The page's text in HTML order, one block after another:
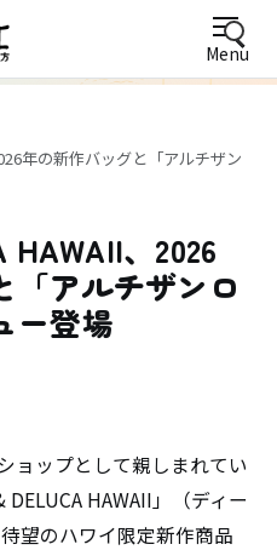
Menu
年の新作バッグと「アルチザン
HAWAII、2026
「アルチザンロ
ー登場
ョップとして親しまれてい
HAWAII」（ディー
望のハワイ限定新作商品